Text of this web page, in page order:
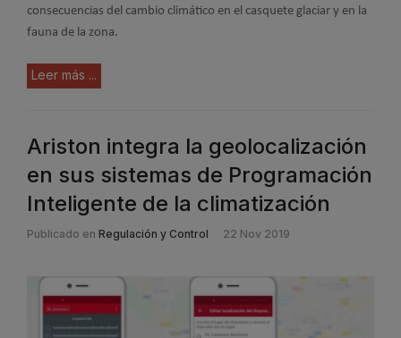
consecuencias del cambio climático en el casquete glaciar y en la
fauna de la zona.
Leer más ...
Ariston integra la geolocalización
en sus sistemas de Programación
Inteligente de la climatización
Publicado en Regulación y Control 22 Nov 2019